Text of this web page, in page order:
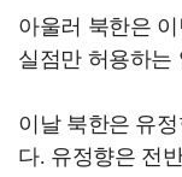
아울러 북한은
실점만 허용하는
이날 북한은 유
다. 유정향은 전